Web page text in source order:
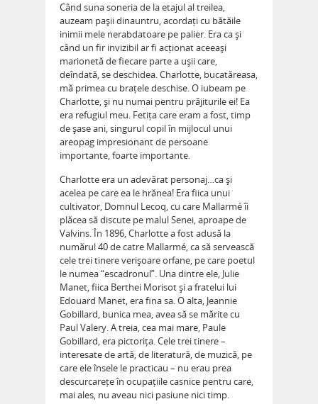
Când suna soneria de la etajul al treilea,
auzeam pașii dinauntru, acordați cu bătăile
inimii mele nerabdatoare pe palier. Era ca și
când un fir invizibil ar fi acționat aceeași
marionetă de fiecare parte a ușii care,
deîndată, se deschidea. Charlotte, bucatăreasa,
mă primea cu brațele deschise. O iubeam pe
Charlotte, și nu numai pentru prăjiturile ei! Ea
era refugiul meu. Fetița care eram a fost, timp
de șase ani, singurul copil în mijlocul unui
areopag impresionant de persoane
importante, foarte importante.
Charlotte era un adevărat personaj…ca și
acelea pe care ea le hrănea! Era fiica unui
cultivator, Domnul Lecoq, cu care Mallarmé îi
plăcea să discute pe malul Senei, aproape de
Valvins. În 1896, Charlotte a fost adusă la
numărul 40 de catre Mallarmé, ca să servească
cele trei tinere verișoare orfane, pe care poetul
le numea “escadronul”. Una dintre ele, Julie
Manet, fiica Berthei Morisot și a fratelui lui
Edouard Manet, era fina sa. O alta, Jeannie
Gobillard, bunica mea, avea să se mărite cu
Paul Valery. A treia, cea mai mare, Paule
Gobillard, era pictorița. Cele trei tinere –
interesate de artă, de literatură, de muzică, pe
care ele însele le practicau – nu erau prea
descurcarețe în ocupațiile casnice pentru care,
mai ales, nu aveau nici pasiune nici timp.